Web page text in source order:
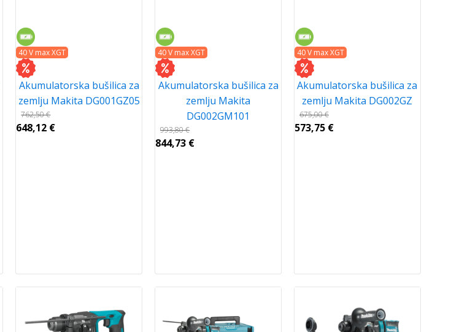
40 V max XGT
Akumulatorska bušilica za
zemlju Makita DG001GZ05
762,50€
648,12 €
40 V max XGT
Akumulatorska bušilica za
zemlju Makita
DG002GM101
993,80€
844,73 €
40 V max XGT
Akumulatorska bušilica za
zemlju Makita DG002GZ
675,00€
573,75 €